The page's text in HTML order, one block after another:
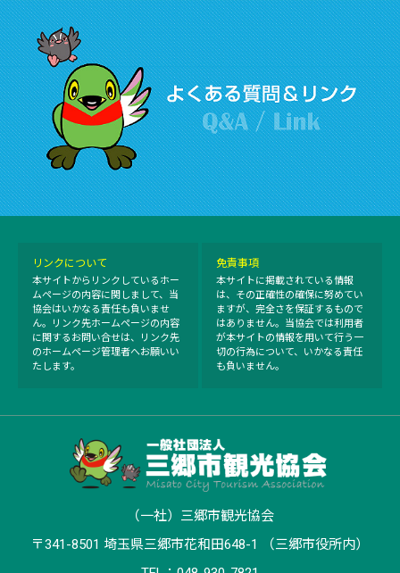
リンクについて
本サイトからリンクしているホー
ムページの内容に関しまして、当
協会はいかなる責任も負いませ
ん。リンク先ホームページの内容
に関するお問い合せは、リンク先
のホームページ管理者へお願いい
たします。
免責事項
本サイトに掲載されている情報
は、その正確性の確保に努めてい
ますが、完全さを保証するもので
はありません。当協会では利用者
が本サイトの情報を用いて行う一
切の行為について、いかなる責任
も負いません。
（一社）三郷市観光協会
〒341-8501 埼玉県三郷市花和田648-1 （三郷市役所内）